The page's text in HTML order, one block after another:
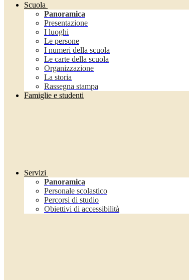
Scuola
Panoramica
Presentazione
I luoghi
Le persone
I numeri della scuola
Le carte della scuola
Organizzazione
La storia
Rassegna stampa
Famiglie e studenti
Servizi
Panoramica
Personale scolastico
Percorsi di studio
Obiettivi di accessibilità